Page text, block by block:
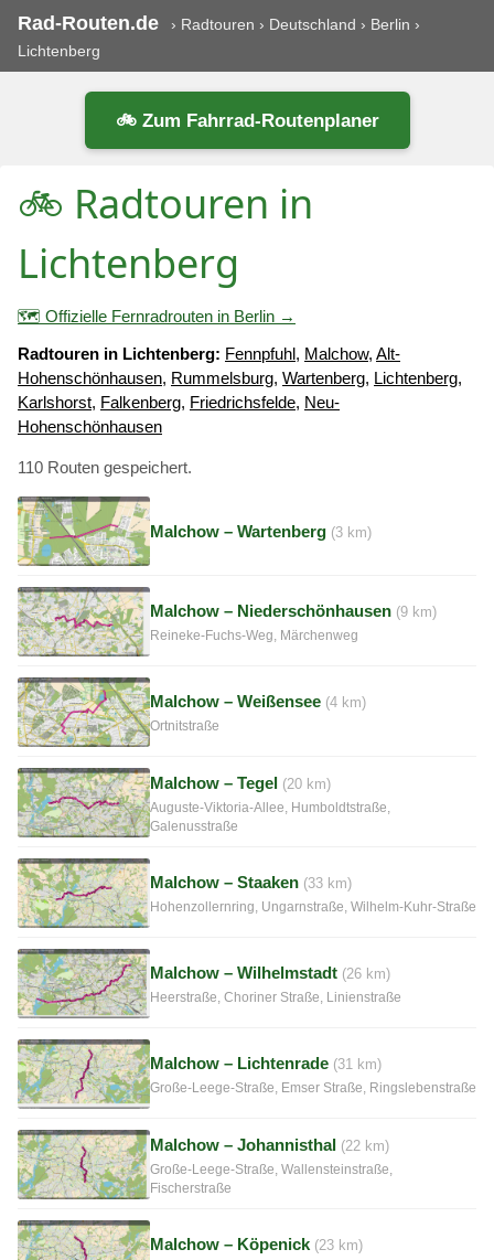
Rad-Routen.de › Radtouren › Deutschland › Berlin ›
Lichtenberg
🚲 Zum Fahrrad-Routenplaner
🚲 Radtouren in
Lichtenberg
🗺️ Offizielle Fernradrouten in Berlin →
Radtouren in Lichtenberg: Fennpfuhl, Malchow, Alt-
Hohenschönhausen, Rummelsburg, Wartenberg, Lichtenberg,
Karlshorst, Falkenberg, Friedrichsfelde, Neu-
Hohenschönhausen
110 Routen gespeichert.
Malchow – Wartenberg (3 km)
Malchow – Niederschönhausen (9 km)
Reineke-Fuchs-Weg, Märchenweg
Malchow – Weißensee (4 km)
Ortnitstraße
Malchow – Tegel (20 km)
Auguste-Viktoria-Allee, Humboldtstraße,
Galenusstraße
Malchow – Staaken (33 km)
Hohenzollernring, Ungarnstraße, Wilhelm-Kuhr-Straße
Malchow – Wilhelmstadt (26 km)
Heerstraße, Choriner Straße, Linienstraße
Malchow – Lichtenrade (31 km)
Große-Leege-Straße, Emser Straße, Ringslebenstraße
Malchow – Johannisthal (22 km)
Große-Leege-Straße, Wallensteinstraße,
Fischerstraße
Malchow – Köpenick (23 km)